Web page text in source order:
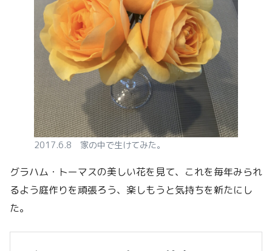
2017.6.8 家の中で生けてみた。
グラハム・トーマスの美しい花を見て、これを毎年みられ
るよう庭作りを頑張ろう、楽しもうと気持ちを新たにし
た。